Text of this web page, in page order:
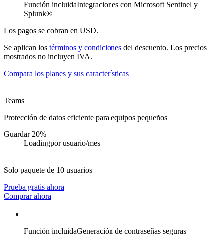
Función incluidaIntegraciones con Microsoft Sentinel y
Splunk®
Los pagos se cobran en USD.
Se aplican los términos y condiciones del descuento. Los precios
mostrados no incluyen IVA.
Compara los planes y sus características
Teams
Protección de datos eficiente para equipos pequeños
Guardar 20%
Loadingpor usuario/mes
Solo paquete de 10 usuarios
Prueba gratis ahora
Comprar ahora
Función incluidaGeneración de contraseñas seguras